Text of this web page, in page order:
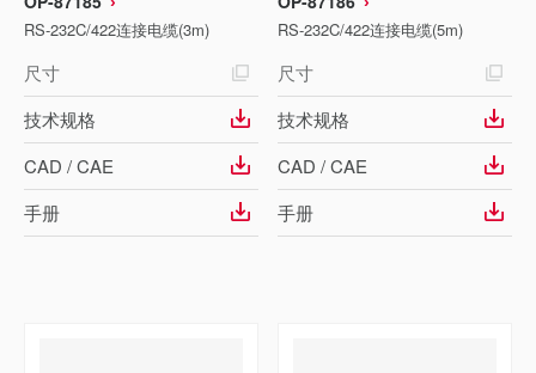
RS-232C/422连接电缆(3m)
尺寸
技术规格
CAD / CAE
手册
RS-232C/422连接电缆(5m)
尺寸
技术规格
CAD / CAE
手册